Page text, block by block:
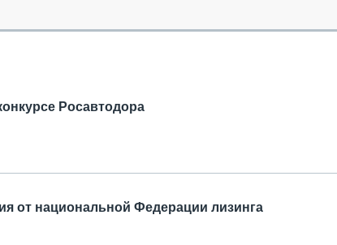
Росавтодора
от национальной Федерации лизинга